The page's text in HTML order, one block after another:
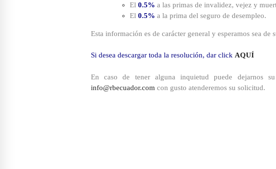
El 0.5% a las primas de invalidez, vejez y
El 0.5% a la prima del seguro de desempleo.
Esta información es de carácter general y esperamos sea de
Si desea descargar toda la resolución, dar click AQUÍ
En caso de tener alguna inquietud puede dejarnos
info@rbecuador.com con gusto atenderemos su solicitud.